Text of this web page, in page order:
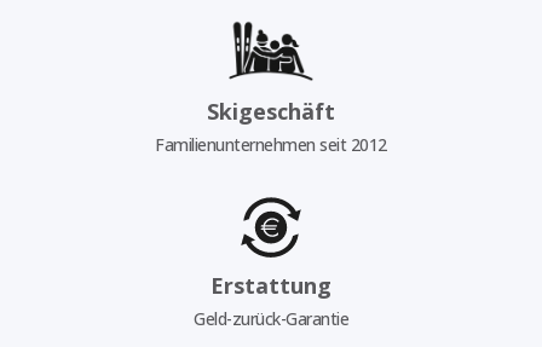
Skigeschäft
Familienunternehmen seit 2012
Erstattung
Geld-zurück-Garantie